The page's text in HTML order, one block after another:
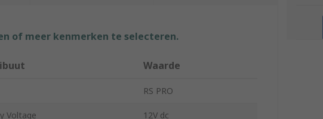
of meer kenmerken te selecteren.
Waarde
RS PRO
Voltage 12V dc